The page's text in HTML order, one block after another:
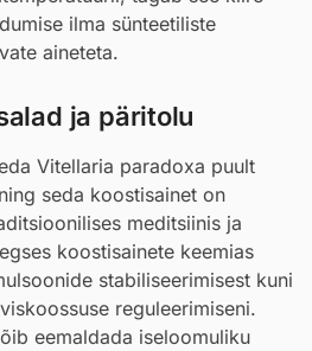
ilma sünteetiliste
aineteta.
ja päritolu
Vitellaria paradoxa puult
seda koostisainet on
meditsiinis ja
koostisainete keemias
stabiliseerimisest kuni
reguleerimiseni.
eemaldada iseloomuliku